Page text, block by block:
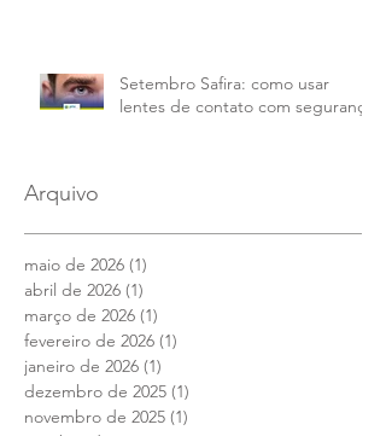
Setembro Safira: como usar
lentes de contato com segurança
Arquivo
maio de 2026 (1)
abril de 2026 (1)
março de 2026 (1)
fevereiro de 2026 (1)
janeiro de 2026 (1)
dezembro de 2025 (1)
novembro de 2025 (1)